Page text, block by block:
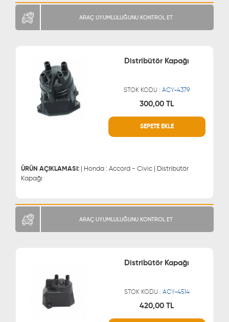
ARAÇ UYUMLULUĞUNU KONTROL ET
Distribütör Kapağı
STOK KODU :ACY-4379
300,00 TL
SEPETE EKLE
ÜRÜN AÇIKLAMASI: | Honda : Accord - Civic | Distribütör
Kapağı
MÜŞTERİ HİZMETLERİ
ARAÇ UYUMLULUĞUNU KONTROL ET
Distribütör Kapağı
STOK KODU : ACY-4514
420,00 TL